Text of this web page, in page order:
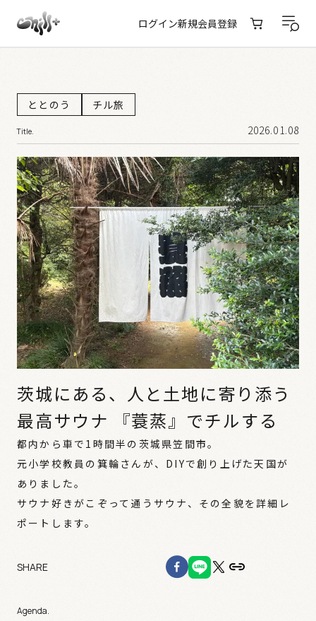
ログイン新規会員登録
ととのう チル旅
Title. 2026.01.08
茨城にある、人と土地に寄り添う
最高サウナ 『蓑蒸』でチルする
都内から車で1時間半の茨城県笠間市。
元小学校教員の箕輪さんが、DIYで創り上げた天国が
ありました。
サウナ好きがこぞって通うサウナ、その全貌を詳細レ
ポートします。
SHARE
Agenda.